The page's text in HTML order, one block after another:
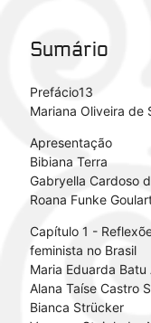
Sumário
Prefácio13
Mariana Oliveira de
Apresentação
Bibiana Terra
Gabryella Cardoso
Roana Funke
Capítulo 1 -
feminista no Brasil
Maria Eduarda Batu
Alana Taíse Castro
Bianca Strücker